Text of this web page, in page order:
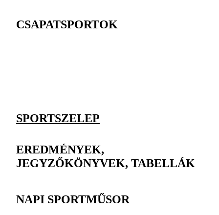
CSAPATSPORTOK
SPORTSZELEP
EREDMÉNYEK,
JEGYZŐKÖNYVEK, TABELLÁK
NAPI SPORTMŰSOR